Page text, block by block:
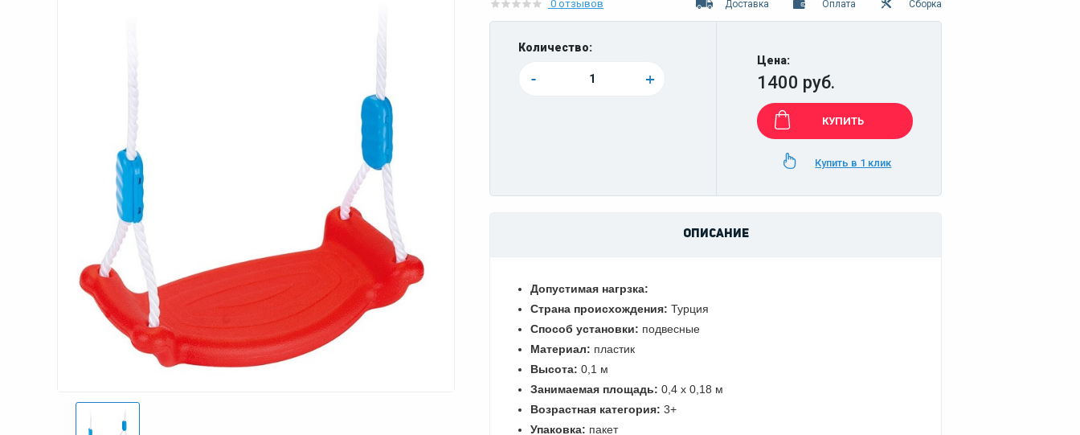
0 отзывов Доставка Оплата Сборка
Количество:
- +
Цена:
1400 руб.
КУПИТЬ
Купить в 1 клик
ОПИСАНИЕ
Допустимая нагрзка:
Страна происхождения: Турция
Способ установки: подвесные
Материал: пластик
Высота: 0,1 м
Занимаемая площадь: 0,4 x 0,18 м
Возрастная категория: 3+
Упаковка: пакет